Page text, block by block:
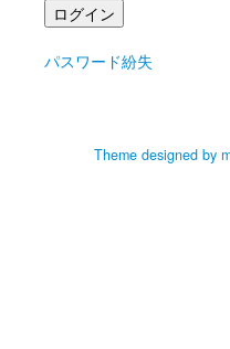
パスワード紛失
Theme designed by